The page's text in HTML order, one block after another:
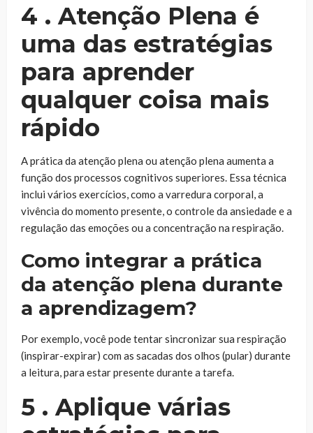
4 . Atenção Plena é
uma das estratégias
para aprender
qualquer coisa mais
rápido
A prática da atenção plena ou atenção plena aumenta a
função dos processos cognitivos superiores. Essa técnica
inclui vários exercícios, como a varredura corporal, a
vivência do momento presente, o controle da ansiedade e a
regulação das emoções ou a concentração na respiração.
Como integrar a prática
da atenção plena durante
a aprendizagem?
Por exemplo, você pode tentar sincronizar sua respiração
(inspirar-expirar) com as sacadas dos olhos (pular) durante
a leitura, para estar presente durante a tarefa.
5 . Aplique várias